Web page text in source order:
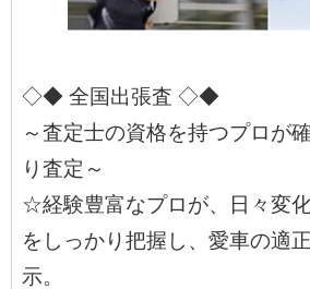
◇◆ 全国出張査 ◇◆
～査定士の資格を持つプロが
り査定～
☆経験豊富なプロが、日々変
をしっかり把握し、愛車の適
示。